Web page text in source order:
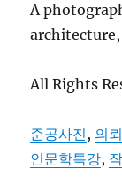
A
All Rights
준공사진, 의
인문학특강,